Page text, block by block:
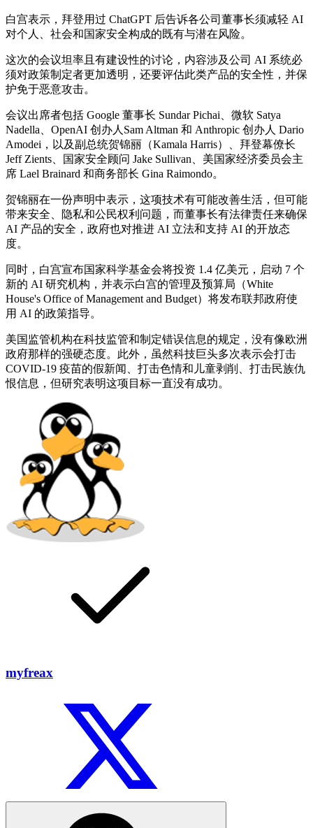
白宫表示，拜登用过 ChatGPT 后告诉各公司董事长须减轻 AI
对个人、社会和国家安全构成的既有与潜在风险。
这次的会议坦率且有建设性的讨论，内容涉及公司 AI 系统必
须对政策制定者更加透明，还要评估此类产品的安全性，并保
护免于恶意攻击。
会议出席者包括 Google 董事长 Sundar Pichai、微软 Satya
Nadella、OpenAI 创办人Sam Altman 和 Anthropic 创办人 Dario
Amodei，以及副总统贺锦丽（Kamala Harris）、拜登幕僚长
Jeff Zients、国家安全顾问 Jake Sullivan、美国家经济委员会主
席 Lael Brainard 和商务部长 Gina Raimondo。
贺锦丽在一份声明中表示，这项技术有可能改善生活，但可能
带来安全、隐私和公民权利问题，而董事长有法律责任来确保
AI 产品的安全，政府也对推进 AI 立法和支持 AI 的开放态
度。
同时，白宫宣布国家科学基金会将投资 1.4 亿美元，启动 7 个
新的 AI 研究机构，并表示白宫的管理及预算局（White
House's Office of Management and Budget）将发布联邦政府使
用 AI 的政策指导。
美国监管机构在科技监管和制定错误信息的规定，没有像欧洲
政府那样的强硬态度。此外，虽然科技巨头多次表示会打击
COVID-19 疫苗的假新闻、打击色情和儿童剥削、打击民族仇
恨信息，但研究表明这项目标一直没有成功。
myfreax